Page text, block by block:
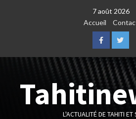
7 août 2026
Accueil
Facebook
L'ACTUALITÉ DE TAHITI ET